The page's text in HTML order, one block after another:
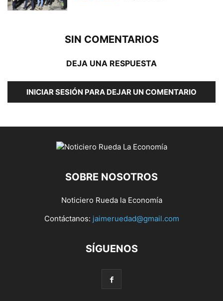
SIN COMENTARIOS
DEJA UNA RESPUESTA
INICIAR SESIÓN PARA DEJAR UN COMENTARIO
SOBRE NOSOTROS
Noticiero Rueda la Economía
Contáctanos: jaimeruedad@gmail.com
SÍGUENOS